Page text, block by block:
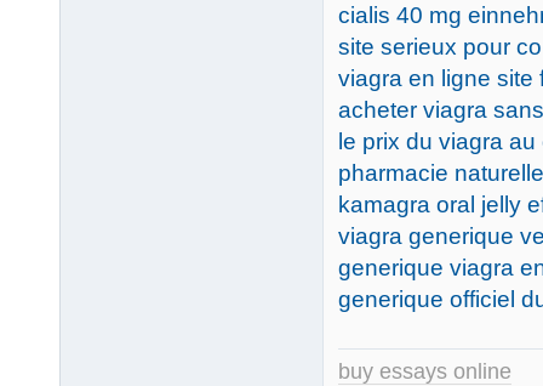
cialis 40 mg
site serieux pour
viagra en ligne site
acheter viagra
le prix du viagra
pharmacie
kamagra oral jelly
viagra generique
generique viagra
generique officiel
buy essays online